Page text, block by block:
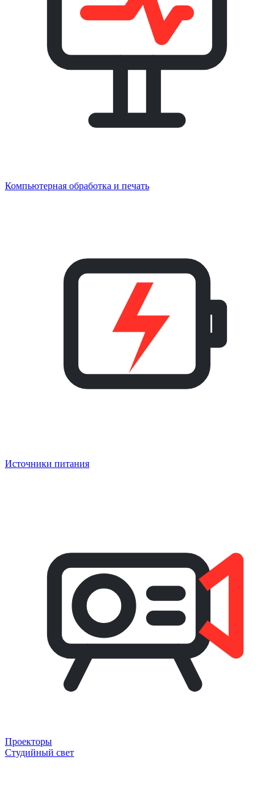
Компьютерная обработка и печать
Источники питания
Проекторы
Студийный свет